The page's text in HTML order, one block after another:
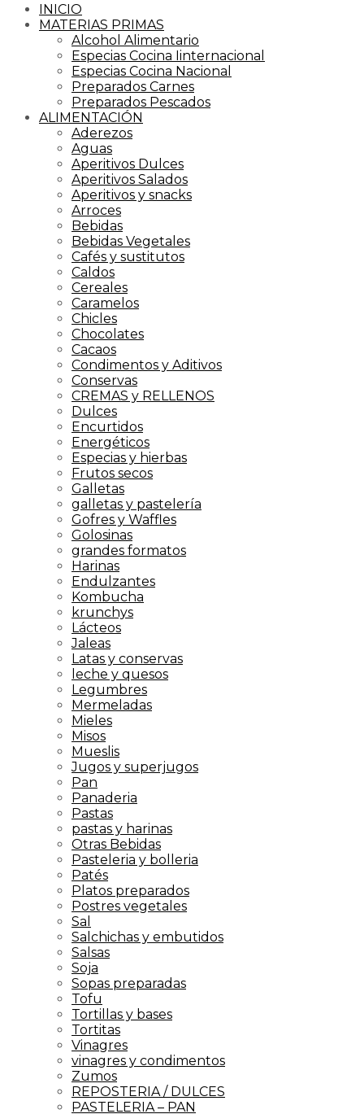
INICIO
MATERIAS PRIMAS
Alcohol Alimentario
Especias Cocina Iinternacional
Especias Cocina Nacional
Preparados Carnes
Preparados Pescados
ALIMENTACIÓN
Aderezos
Aguas
Aperitivos Dulces
Aperitivos Salados
Aperitivos y snacks
Arroces
Bebidas
Bebidas Vegetales
Cafés y sustitutos
Caldos
Cereales
Caramelos
Chicles
Chocolates
Cacaos
Condimentos y Aditivos
Conservas
CREMAS y RELLENOS
Dulces
Encurtidos
Energéticos
Especias y hierbas
Frutos secos
Galletas
galletas y pastelería
Gofres y Waffles
Golosinas
grandes formatos
Harinas
Endulzantes
Kombucha
krunchys
Lácteos
Jaleas
Latas y conservas
leche y quesos
Legumbres
Mermeladas
Mieles
Misos
Mueslis
Jugos y superjugos
Pan
Panaderia
Pastas
pastas y harinas
Otras Bebidas
Pasteleria y bolleria
Patés
Platos preparados
Postres vegetales
Sal
Salchichas y embutidos
Salsas
Soja
Sopas preparadas
Tofu
Tortillas y bases
Tortitas
Vinagres
vinagres y condimentos
Zumos
REPOSTERIA / DULCES
PASTELERIA – PAN